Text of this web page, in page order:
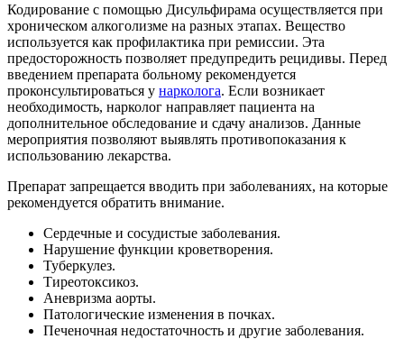
Кодирование с помощью Дисульфирама осуществляется при
хроническом алкоголизме на разных этапах. Вещество
используется как профилактика при ремиссии. Эта
предосторожность позволяет предупредить рецидивы. Перед
введением препарата больному рекомендуется
проконсультироваться у нарколога. Если возникает
необходимость, нарколог направляет пациента на
дополнительное обследование и сдачу анализов. Данные
мероприятия позволяют выявлять противопоказания к
использованию лекарства.
Препарат запрещается вводить при заболеваниях, на которые
рекомендуется обратить внимание.
Сердечные и сосудистые заболевания.
Нарушение функции кроветворения.
Туберкулез.
Тиреотоксикоз.
Аневризма аорты.
Патологические изменения в почках.
Печеночная недостаточность и другие заболевания.